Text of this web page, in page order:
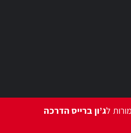
לג’ון ברייס הדרכה